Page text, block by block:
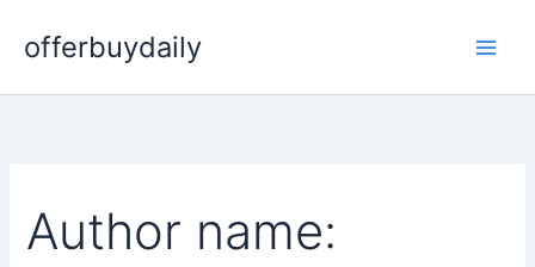
para
conteúdo
offerbuydaily
Author name:
por: